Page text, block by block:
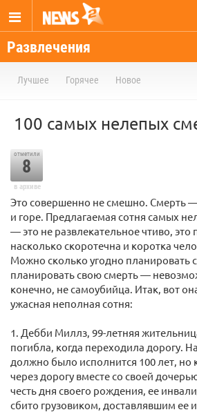
Развлечения
Лучшее Горячее Новое
100 самых нелепых
отметили
8
в архиве
Это совершенно не смешно. Смерть —
и горе. Предлагаемая сотня самых
— это не развлекательное чтиво, это
насколько скоротечна и коротка
Можно сколько угодно планировать
планировать свою смерть —
конечно, не самоубийца. Итак, вот
ужасная неполная сотня:
1. Дебби Миллз, 99-летняя
погибла, когда переходила дорогу.
должно было исполнится 100 лет, но
через дорогу вместе со своей
честь дня своего рождения, ее
сбито грузовиком, доставлявшим ее